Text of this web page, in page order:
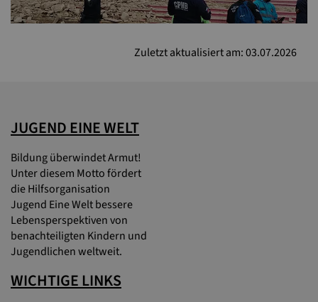
Zuletzt aktualisiert am: 03.07.2026
JUGEND EINE WELT
Bildung überwindet Armut!
Unter diesem Motto fördert
die Hilfsorganisation
Jugend Eine Welt bessere
Lebensperspektiven von
benachteiligten Kindern und
Jugendlichen weltweit.
WICHTIGE LINKS